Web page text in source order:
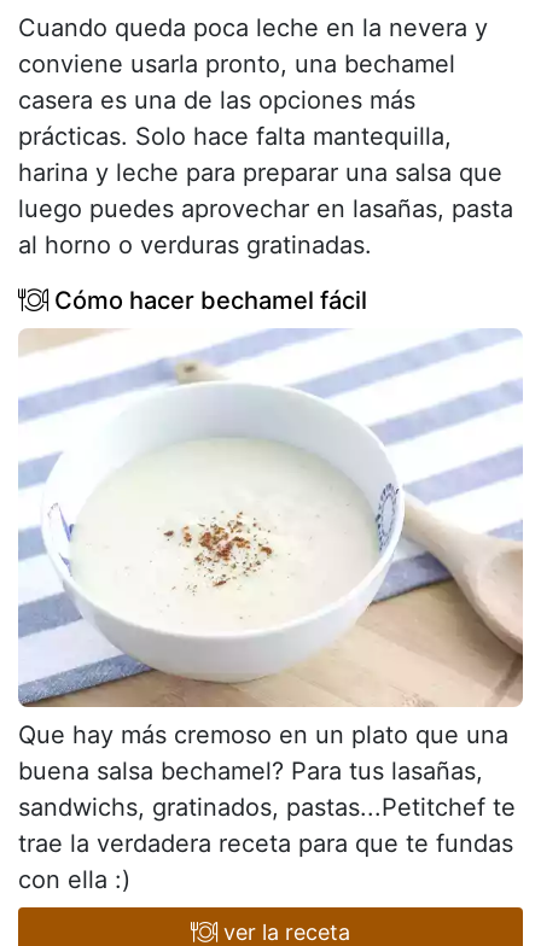
Cuando queda poca leche en la nevera y
conviene usarla pronto, una bechamel
casera es una de las opciones más
prácticas. Solo hace falta mantequilla,
harina y leche para preparar una salsa que
luego puedes aprovechar en lasañas, pasta
al horno o verduras gratinadas.
Cómo hacer bechamel fácil
Que hay más cremoso en un plato que una
buena salsa bechamel? Para tus lasañas,
sandwichs, gratinados, pastas...Petitchef te
trae la verdadera receta para que te fundas
con ella :)
ver la receta